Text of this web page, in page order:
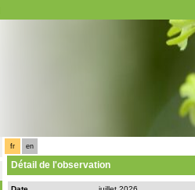
fr en
Détail de l'observation